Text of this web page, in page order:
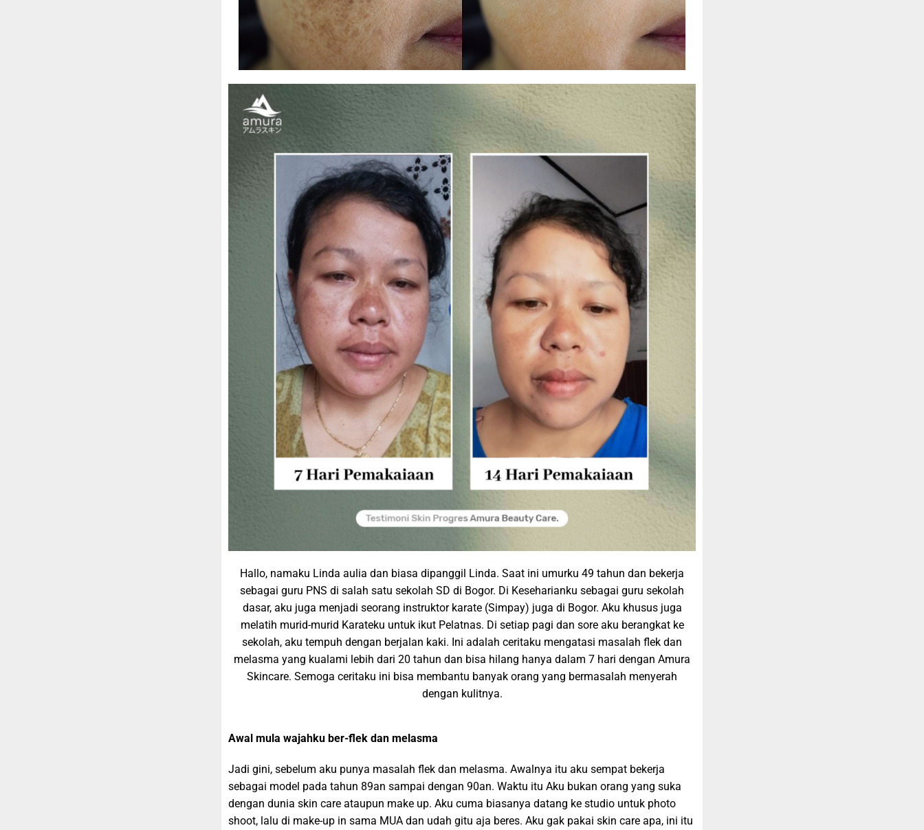
Hallo, namaku Linda aulia dan biasa dipanggil Linda. Saat ini umurku 49 tahun dan bekerja
sebagai guru PNS di salah satu sekolah SD di Bogor. Di Keseharianku sebagai guru sekolah
dasar, aku juga menjadi seorang instruktor karate (Simpay) juga di Bogor. Aku khusus juga
melatih murid-murid Karateku untuk ikut Pelatnas. Di setiap pagi dan sore aku berangkat ke
sekolah, aku tempuh dengan berjalan kaki. Ini adalah ceritaku mengatasi masalah flek dan
melasma yang kualami lebih dari 20 tahun dan bisa hilang hanya dalam 7 hari dengan Amura
Skincare. Semoga ceritaku ini bisa membantu banyak orang yang bermasalah menyerah
dengan kulitnya.
Awal mula wajahku ber-flek dan melasma
Jadi gini, sebelum aku punya masalah flek dan melasma. Awalnya itu aku sempat bekerja
sebagai model pada tahun 89an sampai dengan 90an. Waktu itu Aku bukan orang yang suka
dengan dunia skin care ataupun make up. Aku cuma biasanya datang ke studio untuk photo
shoot, lalu di make-up in sama MUA dan udah gitu aja beres. Aku gak pakai skin care apa, ini itu